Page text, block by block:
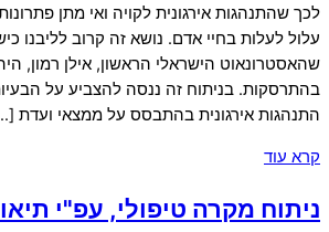
לכך שהתנהגות אירגונית לקויה ואי מתן
עלול לעלות בחיי אדם. נושא זה קרוב לליבנו
שהאסטרונאוט הישראלי הראשון, אילן רמון,
בהתרסקות. בניתוח זה ננסה להצביע על
התנהגות אירגונית בהתבסס על ממצאי ועדת
קרא עוד
ניתוח מקרה טיפולי, עפ"י